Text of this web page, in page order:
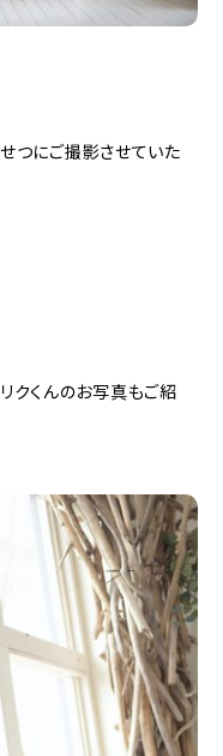
つにご撮影させていた
クくんのお写真もご紹